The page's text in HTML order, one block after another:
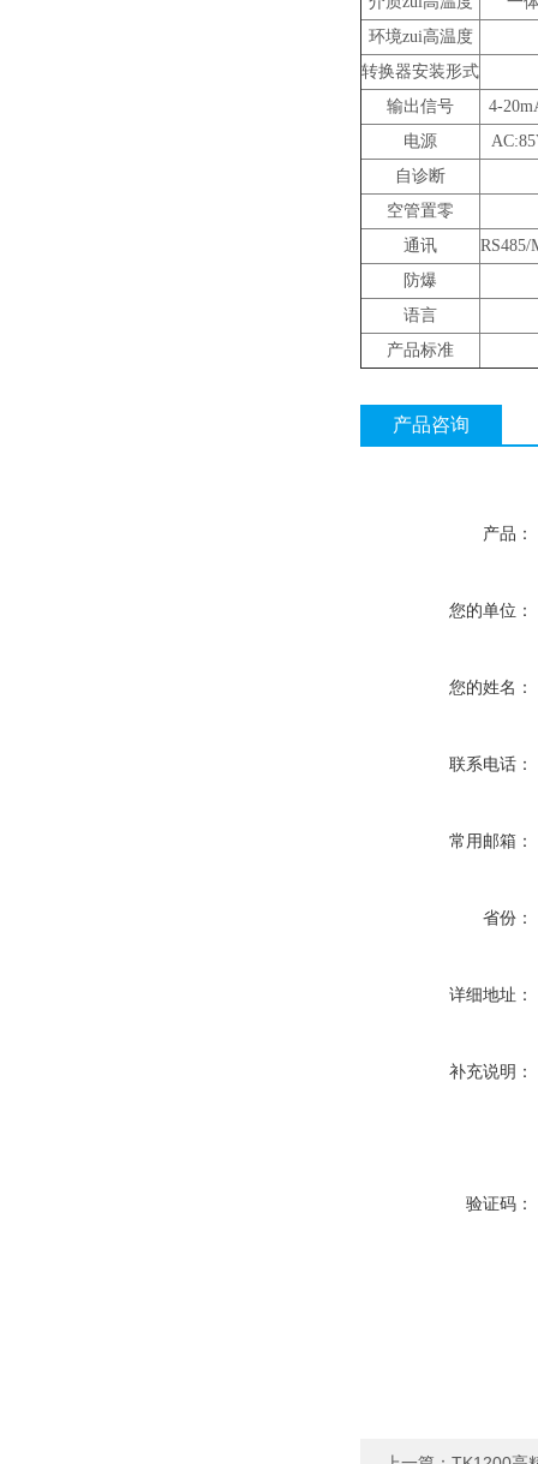
环境zui高温度
转换器安装形式
输出信号
4-
电源
自诊断
空管置零
通讯
RS485/
防爆
语言
产品标准
产品咨询
产品：
您的单位：
您的姓名：
联系电话：
常用邮箱：
省份：
详细地址：
补充说明：
验证码：